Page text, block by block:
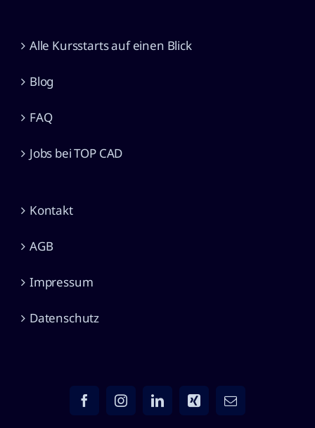
Alle Kursstarts auf einen Blick
Blog
FAQ
Jobs bei TOP CAD
Kontakt
AGB
Impressum
Datenschutz